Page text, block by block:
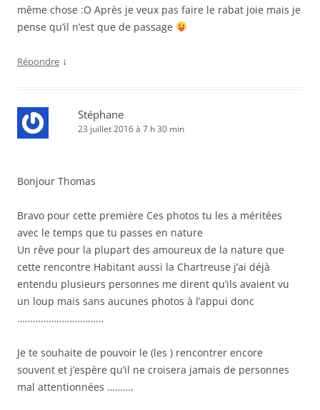
même chose :O Après je veux pas faire le rabat joie mais je
pense qu’il n’est que de passage
Répondre ↓
Stéphane
23 juillet 2016 à 7 h 30 min
Bonjour Thomas
Bravo pour cette première Ces photos tu les a méritées
avec le temps que tu passes en nature
Un rêve pour la plupart des amoureux de la nature que
cette rencontre Habitant aussi la Chartreuse j’ai déjà
entendu plusieurs personnes me dirent qu’ils avaient vu
un loup mais sans aucunes photos à l’appui donc
……………………………
Je te souhaite de pouvoir le (les ) rencontrer encore
souvent et j’espère qu’il ne croisera jamais de personnes
mal attentionnées ……….